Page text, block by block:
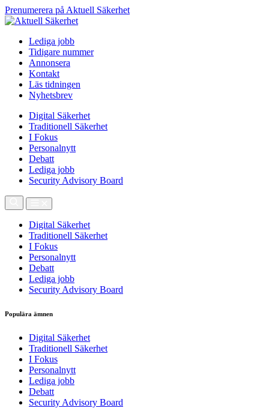
Prenumerera på Aktuell Säkerhet
Lediga jobb
Tidigare nummer
Annonsera
Kontakt
Läs tidningen
Nyhetsbrev
Digital Säkerhet
Traditionell Säkerhet
I Fokus
Personalnytt
Debatt
Lediga jobb
Security Advisory Board
Digital Säkerhet
Traditionell Säkerhet
I Fokus
Personalnytt
Debatt
Lediga jobb
Security Advisory Board
Populära ämnen
Digital Säkerhet
Traditionell Säkerhet
I Fokus
Personalnytt
Lediga jobb
Debatt
Security Advisory Board